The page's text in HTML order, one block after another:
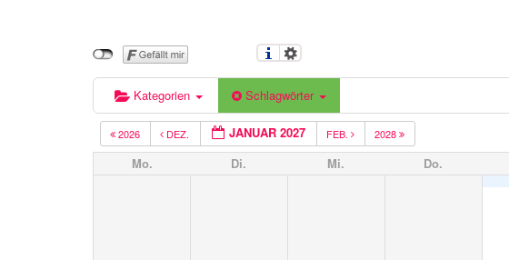
Kategorien Schlagwörter
2026 DEZ. JANUAR 2027 FEB. 2028
Mo. Di. Mi. Do.